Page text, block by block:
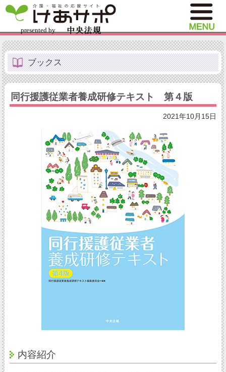
ブックス
同行援護従業者養成研修テキスト 第４版
2021年10月15日
内容紹介